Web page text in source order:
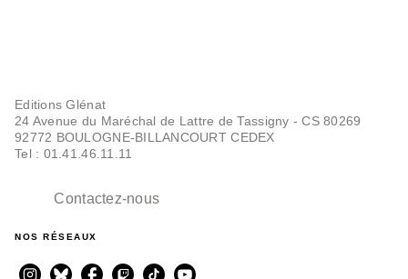
Editions Glénat
24 Avenue du Maréchal de Lattre de Tassigny - CS 80269
92772 BOULOGNE-BILLANCOURT CEDEX
Tel : 01.41.46.11.11
Contactez-nous
NOS RÉSEAUX